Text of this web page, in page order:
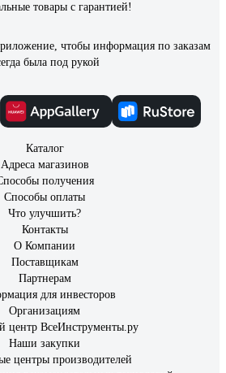
товары с гарантией!
чтобы информация по заказам
была под рукой
Каталог
Адреса магазинов
получения
Способы оплаты
Что улучшить?
Контакты
О Компании
Поставщикам
Партнерам
для инвесторов
Организациям
центр ВсеИнструменты.ру
Наши закупки
центры производителей